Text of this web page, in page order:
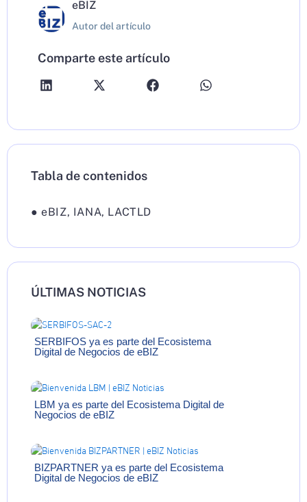
eBIZ
Autor del artículo
Comparte este artículo
Tabla de contenidos
● eBIZ, IANA, LACTLD
ÚLTIMAS NOTICIAS
SERBIFOS ya es parte del Ecosistema
Digital de Negocios de eBIZ
LBM ya es parte del Ecosistema Digital de
Negocios de eBIZ
BIZPARTNER ya es parte del Ecosistema
Digital de Negocios de eBIZ